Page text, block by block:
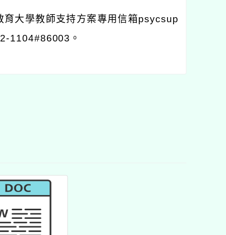
大學教師支持方案專用信箱psycsup
1104#86003 。